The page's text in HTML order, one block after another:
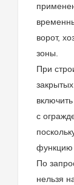
ворот,
зоны.
При
включить
с
функцию
По
нельзя